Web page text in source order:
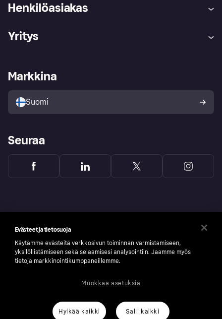
Henkilöasiakas
Ohje
Kirjaudu sisään
Tutustu kauppoihin
Ostajan turva
Yritys
Kirjaudu sisään yrityksenä
Markkina
Suomi
Seuraa
number: 556737-0431
Evästeet ja tietosuoja
Käytämme evästeitä verkkosivun toiminnan varmistamiseen,
yksilöllistämiseen sekä selaamisesi analysointiin. Jaamme myös
tietoja markkinointikumppaneillemme.
Hylkää kaikki Salli kaikki
Muokkaa asetuksia